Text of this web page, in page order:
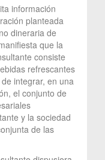
información
planteada
dineraria de
que la
consiste
refrescantes
integrar, en una
el conjunto de
y la sociedad
de las